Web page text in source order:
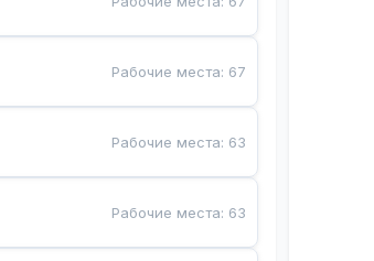
Рабочие места: 67
Рабочие места: 63
Рабочие места: 63